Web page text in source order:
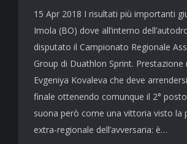
15 Apr 2018 I risultati più importanti
Imola (BO) dove all’interno
disputato il Campionato Regionale
Group di Duathlon Sprint. Prestazione
Evgeniya Kovaleva che deve
finale ottenendo comunque il 2°
suona però come una vittoria visto la
extra-regionale dell’avversaria: è…